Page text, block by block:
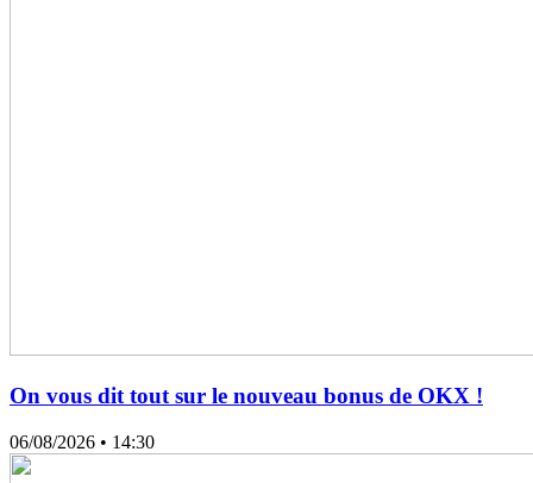
On vous dit tout sur le nouveau bonus de OKX !
06/08/2026 • 14:30